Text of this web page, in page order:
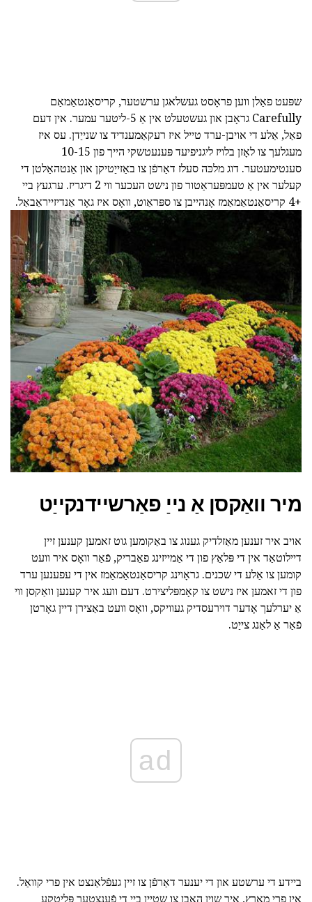
שפּעט פאַלן ווען פראָסט געשלאגן ערשטער, קריסאַנטאַמאַם
Carefully גראָבן און געשטעלט אין אַ 5-ליטער עמער. אין דעם
פאַל, אַלע די אויבן-ערד טייל איז רעקאַמענדיד צו שנייַדן. עס איז
מעגלעך צו לאָזן בלויז ליגניפיעד פּענעטשקי הייך פון 10-15
סענטימעטער. דוג מלכּה סעלז דאַרפֿן צו באַזייַטיקן און אַנטהאַלטן די
קעלער אין אַ טעמפּעראַטור פון נישט העכער ווי 2 דיגריז. ערגעץ ביי
+4 קריסאַנטאַמאַמז אָנהייבן צו ספּראַוט, וואָס איז גאָר אַנדיזייראַבאַל.
מיר וואַקסן אַ נייַ פאַרשיידנקייַט
אויב איר זענען מאַזלדיק גענוג צו באַקומען גוט זאמען קענען זיין
דיילוטאַד אין די פּלאַץ פון די אַמייזינג פאַבריק, פֿאַר וואָס איר וועט
קומען צו אַלע די שכנים. גראָוינג קריסאַנטאַמאַמז אין די עפענען ערד
פון די זאמען איז נישט צו קאָמפּליצירט. דעם וועג איר קענען וואַקסן ווי
אַ יערלעך אָדער דוירעסדיק געוויקס, וואָס וועט באַצירן דיין גאָרטן
פֿאַר אַ לאַנג צייַט.
ad
ביידע די ערשטע און די יענער דאַרפֿן צו זיין געפֿלאַנצט אין פרי קוואַל.
אין פרי מאַרץ, איר שוין האָבן צו שטיין בייַ די פֿענצטער פּליטקע